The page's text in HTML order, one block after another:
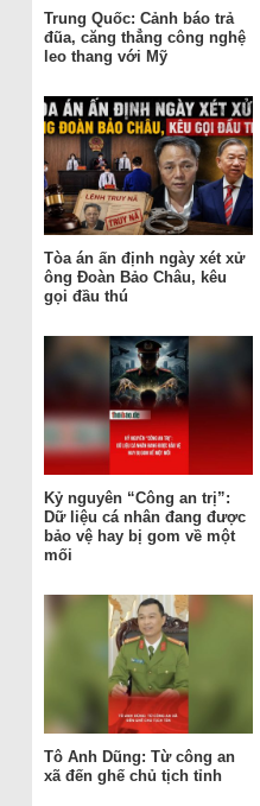
Trung Quốc: Cảnh báo trả
đũa, căng thẳng công nghệ
leo thang với Mỹ
Tòa án ấn định ngày xét xử
ông Đoàn Bảo Châu, kêu
gọi đầu thú
Kỷ nguyên “Công an trị”:
Dữ liệu cá nhân đang được
bảo vệ hay bị gom về một
mối
Tô Anh Dũng: Từ công an
xã đến ghế chủ tịch tỉnh